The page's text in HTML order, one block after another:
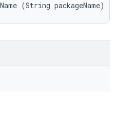
(String packageName)